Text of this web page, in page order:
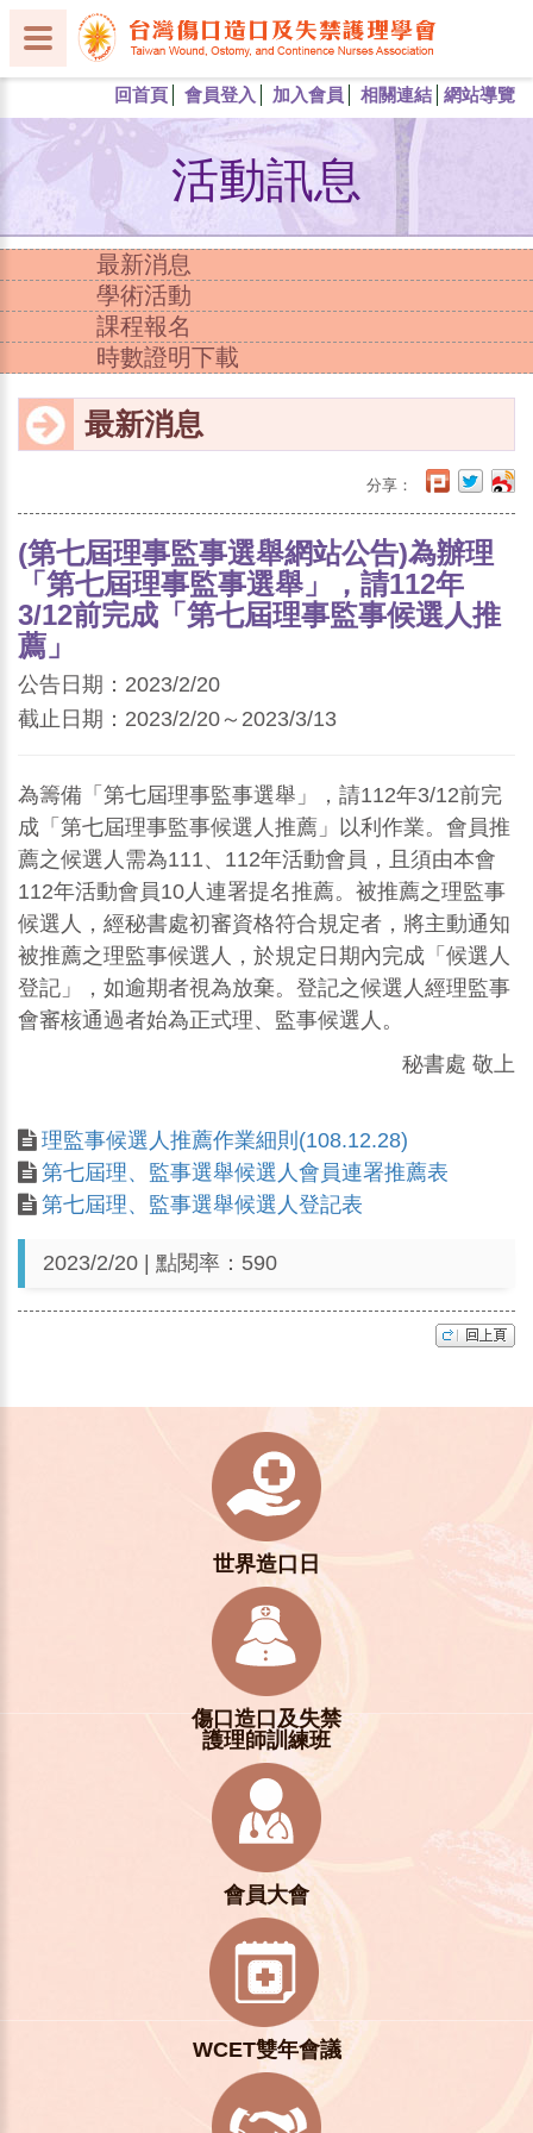
回首頁 會員登入 加入會員 相關連結 網站導覽
活動訊息
最新消息
學術活動
課程報名
時數證明下載
最新消息
分享：
(第七屆理事監事選舉網站公告)為辦理
「第七屆理事監事選舉」，請112年
3/12前完成「第七屆理事監事候選人推
薦」
公告日期：2023/2/20
截止日期：2023/2/20～2023/3/13
為籌備「第七屆理事監事選舉」，請112年3/12前完
成「第七屆理事監事候選人推薦」以利作業。會員推
薦之候選人需為111、112年活動會員，且須由本會
112年活動會員10人連署提名推薦。被推薦之理監事
候選人，經秘書處初審資格符合規定者，將主動通知
被推薦之理監事候選人，於規定日期內完成「候選人
登記」，如逾期者視為放棄。登記之候選人經理監事
會審核通過者始為正式理、監事候選人。
秘書處 敬上
理監事候選人推薦作業細則(108.12.28)
第七屆理、監事選舉候選人會員連署推薦表
第七屆理、監事選舉候選人登記表
2023/2/20 | 點閱率：590
世界造口日
傷口造口及失禁
護理師訓練班
會員大會
WCET雙年會議